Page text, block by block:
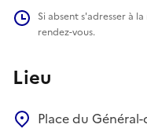
Si absent s'adresser à
rendez-vous.
Lieu
Place du